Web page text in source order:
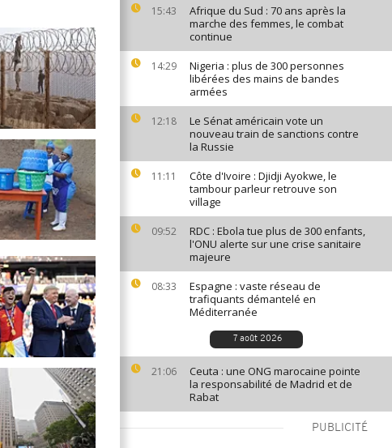
15:43
Afrique du Sud : 70 ans après la
marche des femmes, le combat
continue
14:29
Nigeria : plus de 300 personnes
libérées des mains de bandes
armées
12:18
Le Sénat américain vote un
nouveau train de sanctions contre
la Russie
11:11
Côte d'Ivoire : Djidji Ayokwe, le
tambour parleur retrouve son
village
09:52
RDC : Ebola tue plus de 300 enfants,
l'ONU alerte sur une crise sanitaire
majeure
08:33
Espagne : vaste réseau de
trafiquants démantelé en
Méditerranée
7 août 2026
21:06
Ceuta : une ONG marocaine pointe
la responsabilité de Madrid et de
Rabat
PUBLICITÉ